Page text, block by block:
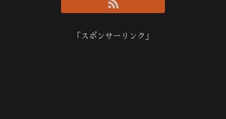
「スポンサーリンク」